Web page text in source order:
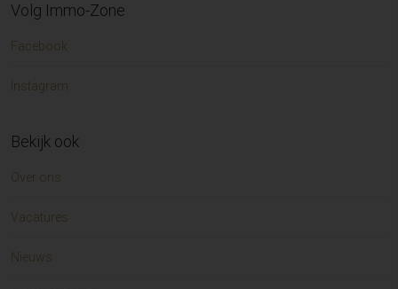
Volg Immo-Zone
Facebook
Instagram
Bekijk ook
Over ons
Vacatures
Nieuws